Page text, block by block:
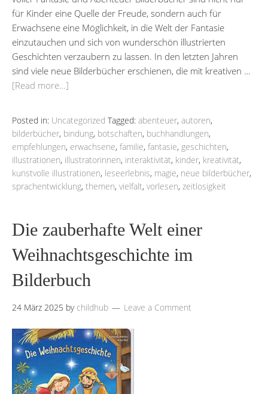
für Kinder eine Quelle der Freude, sondern auch für
Erwachsene eine Möglichkeit, in die Welt der Fantasie
einzutauchen und sich von wunderschön illustrierten
Geschichten verzaubern zu lassen. In den letzten Jahren
sind viele neue Bilderbücher erschienen, die mit kreativen …
[Read more…]
Posted in: Uncategorized Tagged: abenteuer, autoren,
bilderbücher, bindung, botschaften, buchhandlungen,
empfehlungen, erwachsene, familie, fantasie, geschichten,
illustrationen, illustratorinnen, interaktivität, kinder, kreativität,
kunstvolle illustrationen, leseerlebnis, magie, neue bilderbücher,
sprachentwicklung, themen, vielfalt, vorlesen, zeitlosigkeit
Die zauberhafte Welt einer
Weihnachtsgeschichte im
Bilderbuch
24 März 2025 by childhub Leave a Comment